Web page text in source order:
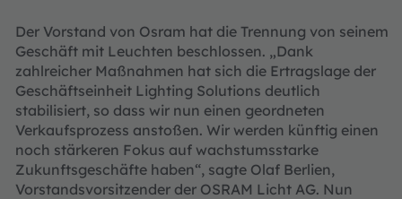
Der Vorstand von Osram hat die Trennung von seinem
Geschäft mit Leuchten beschlossen. „Dank
zahlreicher Maßnahmen hat sich die Ertragslage der
Geschäftseinheit Lighting Solutions deutlich
stabilisiert, so dass wir nun einen geordneten
Verkaufsprozess anstoßen. Wir werden künftig einen
noch stärkeren Fokus auf wachstumsstarke
Zukunftsgeschäfte haben“, sagte Olaf Berlien,
Vorstandsvorsitzender der OSRAM Licht AG. Nun